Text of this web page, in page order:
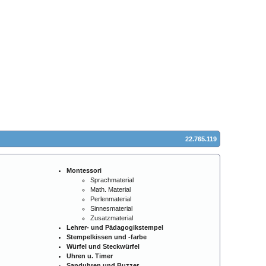
22.765.119
Montessori
Sprachmaterial
Math. Material
Perlenmaterial
Sinnesmaterial
Zusatzmaterial
Lehrer- und Pädagogikstempel
Stempelkissen und -farbe
Würfel und Steckwürfel
Uhren u. Timer